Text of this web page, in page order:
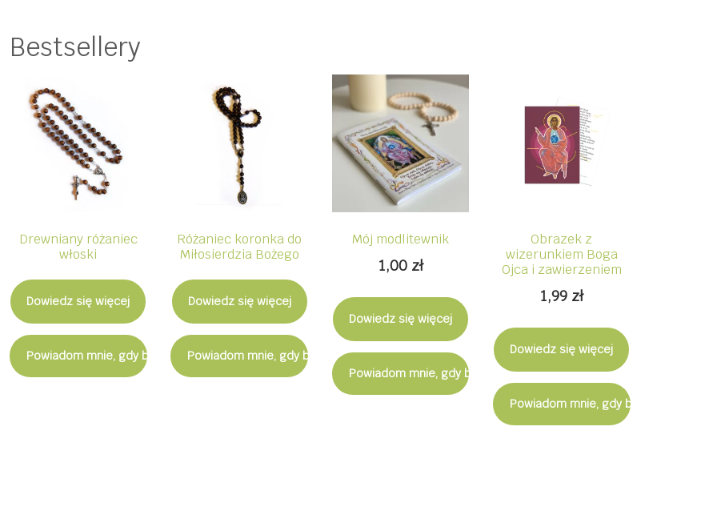
Bestsellery
Drewniany różaniec
włoski
Dowiedz się więcej
Powiadom mnie, gdy będzie dostępny
Różaniec koronka do
Miłosierdzia Bożego
Dowiedz się więcej
Powiadom mnie, gdy będzie dostępny
Mój modlitewnik
1,00 zł
Dowiedz się więcej
Powiadom mnie, gdy będzie dostępny
Obrazek z
wizerunkiem Boga
Ojca i zawierzeniem
1,99 zł
Dowiedz się więcej
Powiadom mnie, gdy będzie